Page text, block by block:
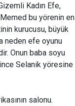
Kadın Efe,
Memed bu yörenin en
kurucusu, büyük
neden efe oyunu
Onun baba soyu
Selanik yöresine
salonu.